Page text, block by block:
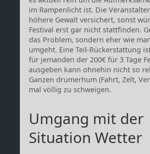
im Rampenlicht ist. Die
höhere Gewalt versichert, sonst
Festival erst gar nicht stattfinden.
das Problem, sondern eher wie
umgeht. Eine Teil-Rückerstattung
für jemanden der 200€ für 3 Tage
ausgeben kann ohnehin nicht so
Ganzen drumerhum (Fahrt, Zelt,
mal völlig zu schweigen.
Umgang mit der
Situation Wetter